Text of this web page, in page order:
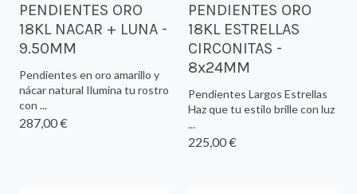
PENDIENTES ORO
18KL NACAR + LUNA -
9.50MM
Pendientes en oro amarillo y
nácar natural Ilumina tu rostro
con ...
287,00 €
PENDIENTES ORO
18KL ESTRELLAS
CIRCONITAS -
8x24MM
Pendientes Largos Estrellas
Haz que tu estilo brille con luz
...
225,00 €